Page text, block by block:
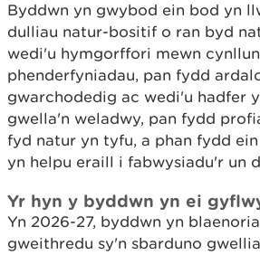
Byddwn yn gwybod ein bod yn
dulliau natur-bositif o ran byd
wedi'u hymgorffori mewn
phenderfyniadau, pan fydd
gwarchodedig ac wedi'u hadfer
gwella'n weladwy, pan fydd
fyd natur yn tyfu, a phan fydd
yn helpu eraill i fabwysiadu'r un
Yr hyn y byddwn yn ei
Yn 2026-27, byddwn yn
gweithredu sy'n sbarduno